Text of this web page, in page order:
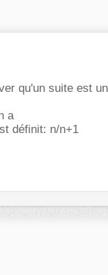
qu'un suite est
a
définit: n/n+1